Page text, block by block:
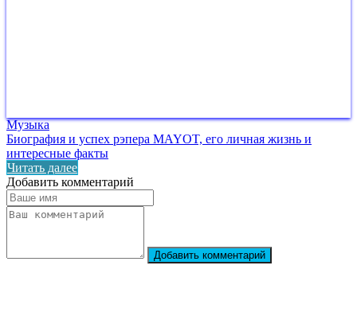
Музыка
Биография и успех рэпера MAYOT, его личная жизнь и
интересные факты
Читать далее
Добавить комментарий
Добавить комментарий